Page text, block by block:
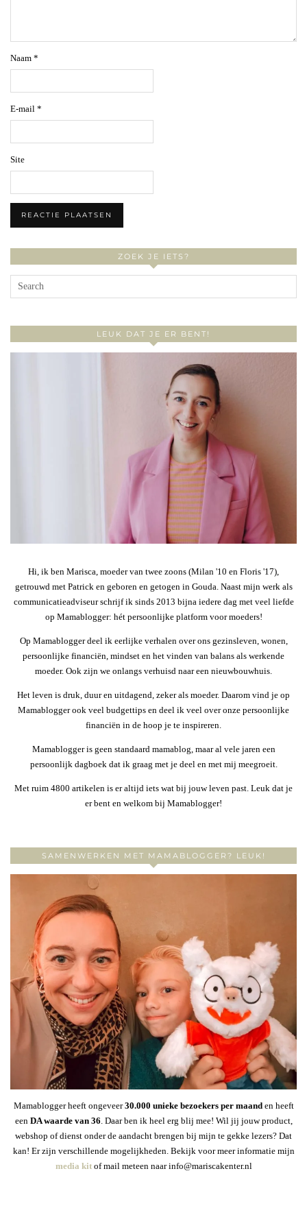
Naam *
E-mail *
Site
ZOEK JE IETS?
LEUK DAT JE ER BENT!
Hi, ik ben Marisca, moeder van twee zoons (Milan '10 en Floris '17),
getrouwd met Patrick en geboren en getogen in Gouda. Naast mijn werk als
communicatieadviseur schrijf ik sinds 2013 bijna iedere dag met veel liefde
op Mamablogger: hét persoonlijke platform voor moeders!
Op Mamablogger deel ik eerlijke verhalen over ons gezinsleven, wonen,
persoonlijke financiën, mindset en het vinden van balans als werkende
moeder. Ook zijn we onlangs verhuisd naar een nieuwbouwhuis.
Het leven is druk, duur en uitdagend, zeker als moeder. Daarom vind je op
Mamablogger ook veel budgettips en deel ik veel over onze persoonlijke
financiën in de hoop je te inspireren.
Mamablogger is geen standaard mamablog, maar al vele jaren een
persoonlijk dagboek dat ik graag met je deel en met mij meegroeit.
Met ruim 4800 artikelen is er altijd iets wat bij jouw leven past. Leuk dat je
er bent en welkom bij Mamablogger!
SAMENWERKEN MET MAMABLOGGER? LEUK!
Mamablogger heeft ongeveer30.000 unieke bezoekers per maanden heeft
een DA waarde van 36 . Daar ben ik heel erg blij mee! Wil jij jouw product,
webshop of dienst onder de aandacht brengen bij mijn te gekke lezers? Dat
kan! Er zijn verschillende mogelijkheden. Bekijk voor meer informatie mijn
media kitof mail meteen naar info@mariscakenter.nl